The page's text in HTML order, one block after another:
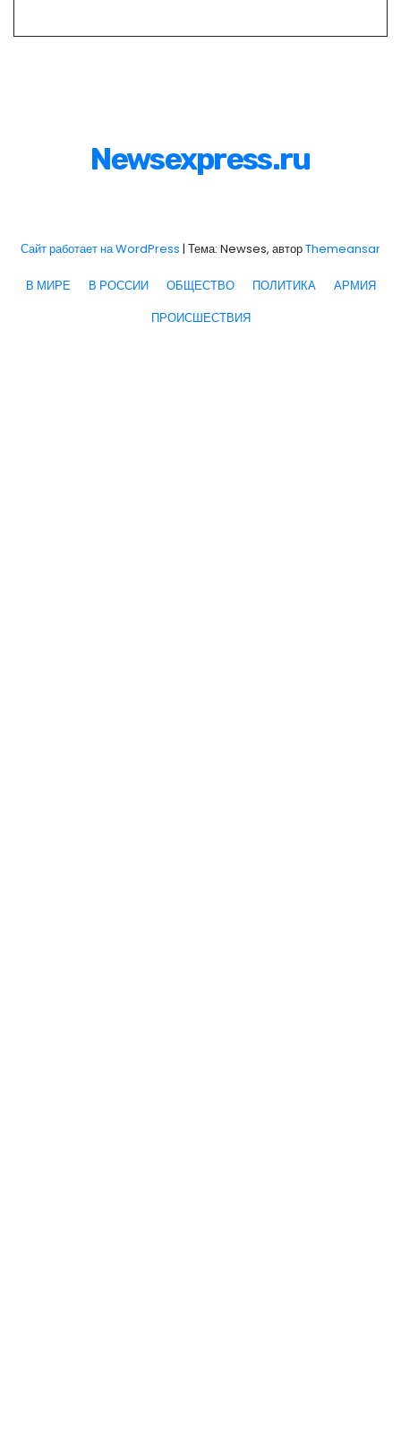
Newsexpress.ru
Сайт работает на WordPress | Тема: Newses, авторThemeansar
В МИРЕ В РОССИИ ОБЩЕСТВО ПОЛИТИКА
АРМИЯ
ПРОИСШЕСТВИЯ